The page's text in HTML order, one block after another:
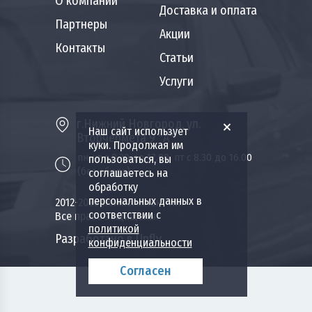
Наш сайт использует
куки. Продолжая им
пользоваться, вы
соглашаетесь на
обработку
персональных данных в
соответствии с
политикой
конфиденциальности
Согласен
Партнеры
Контакты
Доставка и оплата
Акции
Статьи
Услуги
г.Нижний Новгород, ул.
Вторчермета 9 "А"
пн-чт с 8.30 до 17.00, пт с 8.30 до 16.00
(без обеда)
2012-2026 Пожкомплект НН.
Все права защищены.
Разработано в Upfly